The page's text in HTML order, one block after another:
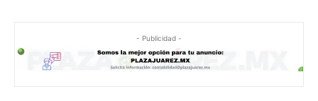
- Publicidad -